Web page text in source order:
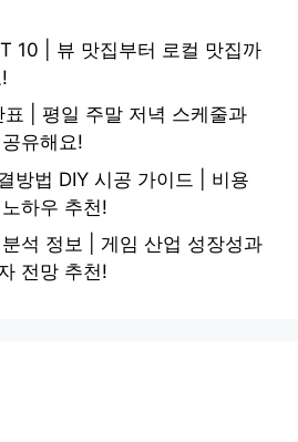
10 | 뷰 맛집부터 로컬 맛집까
| 평일 주말 저녁 스케줄과
유해요!
방법 DIY 시공 가이드 | 비용
하우 추천!
석 정보 | 게임 산업 성장성과
전망 추천!